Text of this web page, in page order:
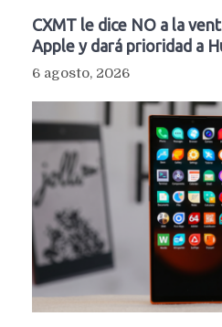
CXMT le dice NO a la
Apple y dará prioridad a
6 agosto, 2026